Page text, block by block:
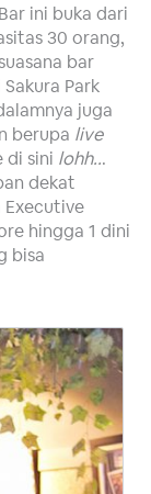
ini buka dari
30 orang,
bar
Park
juga
berupa live
di sini lohh...
dekat
hingga 1 dini
bisa